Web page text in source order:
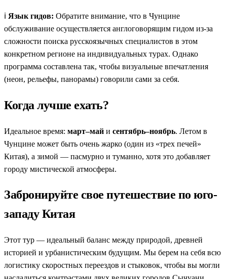
ℹ️ Язык гидов: Обратите внимание, что в Чунцине
обслуживание осуществляется англоговорящим гидом из-за
сложности поиска русскоязычных специалистов в этом
конкретном регионе на индивидуальных турах. Однако
программа составлена так, чтобы визуальные впечатления
(неон, рельефы, панорамы) говорили сами за себя.
Когда лучше ехать?
Идеальное время: март–май и сентябрь–ноябрь. Летом в
Чунцине может быть очень жарко (один из «трех печей»
Китая), а зимой — пасмурно и туманно, хотя это добавляет
городу мистической атмосферы.
Забронируйте свое путешествие по юго-
западу Китая
Этот тур — идеальный баланс между природой, древней
историей и урбанистическим будущим. Мы берем на себя всю
логистику скоростных переездов и стыковок, чтобы вы могли